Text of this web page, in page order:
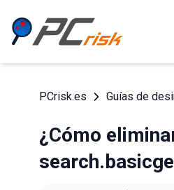
PCrisk.es Guías de
¿Cómo